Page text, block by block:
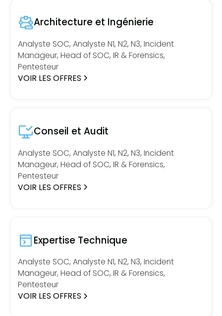
Architecture et Ingénierie
Analyste SOC, Analyste N1, N2, N3, Incident
Manageur, Head of SOC, IR & Forensics,
Pentesteur
VOIR LES OFFRES
Conseil et Audit
Analyste SOC, Analyste N1, N2, N3, Incident
Manageur, Head of SOC, IR & Forensics,
Pentesteur
VOIR LES OFFRES
Expertise Technique
Analyste SOC, Analyste N1, N2, N3, Incident
Manageur, Head of SOC, IR & Forensics,
Pentesteur
VOIR LES OFFRES